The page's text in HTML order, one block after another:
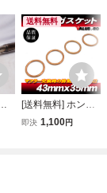
送料無料
[送料無料] ホンダ
マフラーガスケッ
即決 1,100円